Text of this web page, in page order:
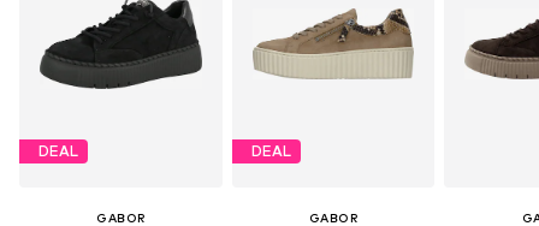
DEAL
GABOR
DEAL
GABOR